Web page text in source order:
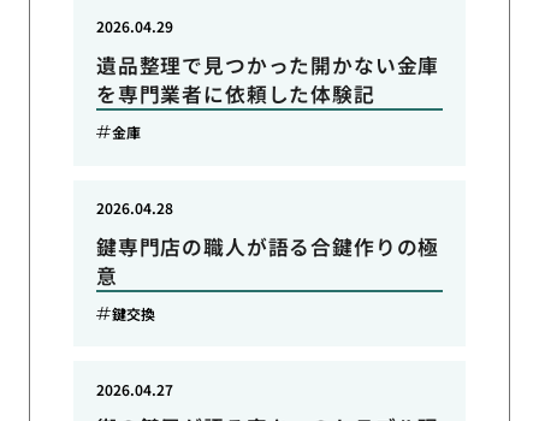
遺品整理で見つかった開かない金庫
を専門業者に依頼した体験記
2026.04.29
金庫
鍵専門店の職人が語る合鍵作りの極
意
2026.04.28
鍵交換
2026.04.27